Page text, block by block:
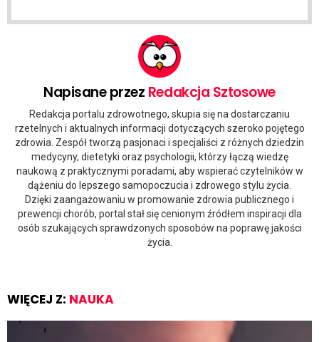
Napisane przez Redakcja Sztosowe
Redakcja portalu zdrowotnego, skupia się na dostarczaniu
rzetelnych i aktualnych informacji dotyczących szeroko pojętego
zdrowia. Zespół tworzą pasjonaci i specjaliści z różnych dziedzin
medycyny, dietetyki oraz psychologii, którzy łączą wiedzę
naukową z praktycznymi poradami, aby wspierać czytelników w
dążeniu do lepszego samopoczucia i zdrowego stylu życia.
Dzięki zaangażowaniu w promowanie zdrowia publicznego i
prewencji chorób, portal stał się cenionym źródłem inspiracji dla
osób szukających sprawdzonych sposobów na poprawę jakości
życia.
WIĘCEJ Z: NAUKA